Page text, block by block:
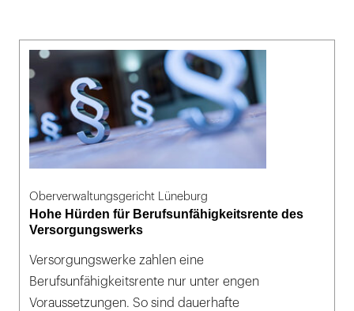
Oberverwaltungsgericht Lüneburg
Hohe Hürden für Berufsunfähigkeitsrente des
Versorgungswerks
Versorgungswerke zahlen eine
Berufsunfähigkeitsrente nur unter engen
Voraussetzungen. So sind dauerhafte